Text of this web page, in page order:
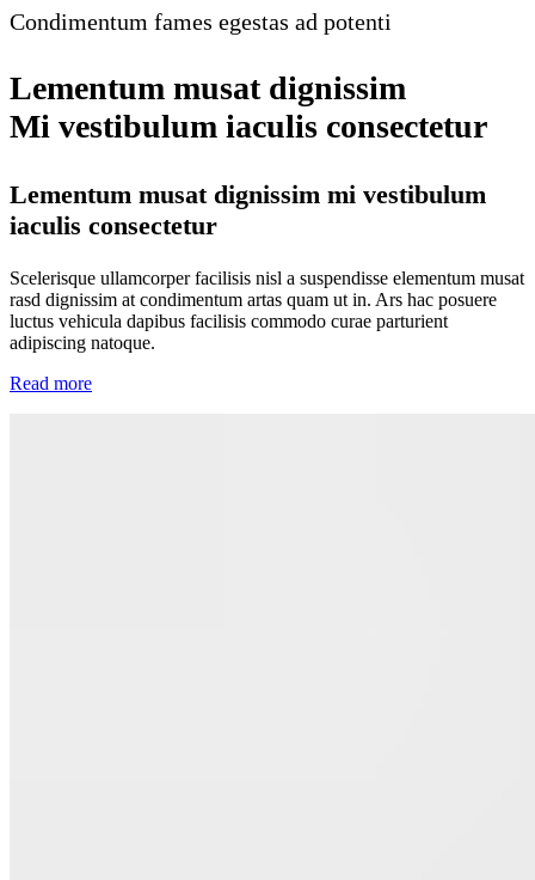
Condimentum fames egestas ad potenti
Lementum musat dignissim
Mi vestibulum iaculis consectetur
Lementum musat dignissim mi vestibulum
iaculis consectetur
Scelerisque ullamcorper facilisis nisl a suspendisse elementum musat
rasd dignissim at condimentum artas quam ut in. Ars hac posuere
luctus vehicula dapibus facilisis commodo curae parturient
adipiscing natoque.
Read more